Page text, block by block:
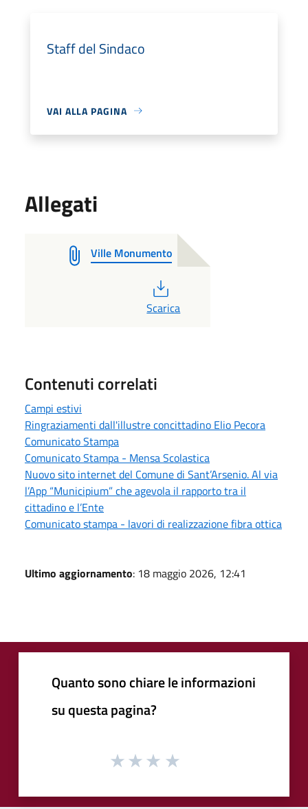
Staff del Sindaco
VAI ALLA PAGINA
Allegati
Ville Monumento
Scarica
Contenuti correlati
Campi estivi
Ringraziamenti dall'illustre concittadino Elio Pecora
Comunicato Stampa
Comunicato Stampa - Mensa Scolastica
Nuovo sito internet del Comune di Sant’Arsenio. Al via
l’App “Municipium” che agevola il rapporto tra il
cittadino e l’Ente
Comunicato stampa - lavori di realizzazione fibra ottica
Ultimo aggiornamento: 18 maggio 2026, 12:41
Quanto sono chiare le informazioni
su questa pagina?